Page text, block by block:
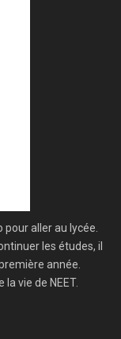
aller au lycée.
les études, il
année.
vie de NEET.